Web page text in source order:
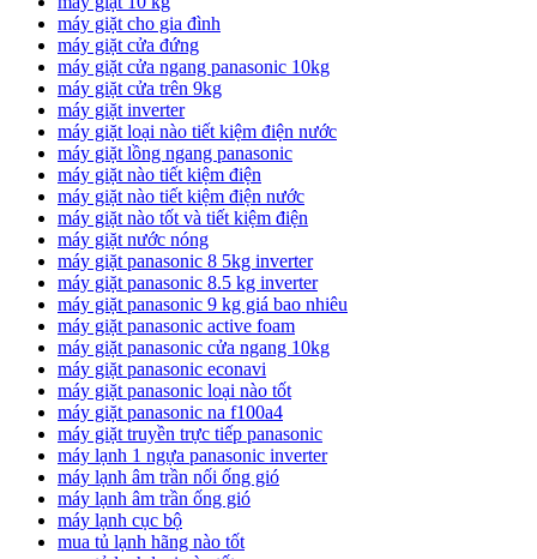
máy giặt cho gia đình
máy giặt cửa đứng
máy giặt cửa ngang panasonic 10kg
máy giặt cửa trên 9kg
máy giặt inverter
máy giặt loại nào tiết kiệm điện nước
máy giặt lồng ngang panasonic
máy giặt nào tiết kiệm điện
máy giặt nào tiết kiệm điện nước
máy giặt nào tốt và tiết kiệm điện
máy giặt nước nóng
máy giặt panasonic 8 5kg inverter
máy giặt panasonic 8.5 kg inverter
máy giặt panasonic 9 kg giá bao nhiêu
máy giặt panasonic active foam
máy giặt panasonic cửa ngang 10kg
máy giặt panasonic econavi
máy giặt panasonic loại nào tốt
máy giặt panasonic na f100a4
máy giặt truyền trực tiếp panasonic
máy lạnh 1 ngựa panasonic inverter
máy lạnh âm trần nối ống gió
máy lạnh âm trần ống gió
máy lạnh cục bộ
mua tủ lạnh hãng nào tốt